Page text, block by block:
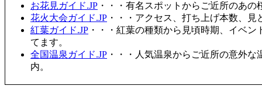
お花見ガイド.JP ・・・有名スポットからご近所のあ
花火大会ガイド.JP ・・・アクセス、打ち上げ本数、
紅葉ガイド.JP ・・・紅葉の種類から見頃時期、イベ
てます。
全国温泉ガイド.JP ・・・人気温泉からご近所の意外
内。